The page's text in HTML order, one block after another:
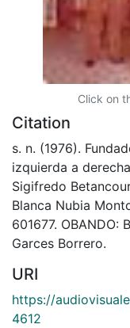
Click on
Citation
s. n. (1976).
izquierda a
Sigifredo
Blanca Nubia
601677.
Garces Borrero.
URI
https://
4612